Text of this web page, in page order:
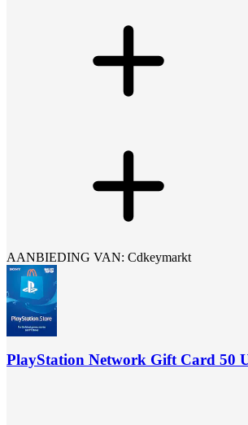
AANBIEDING VAN: Cdkeymarkt
PlayStation Network Gift Card 50